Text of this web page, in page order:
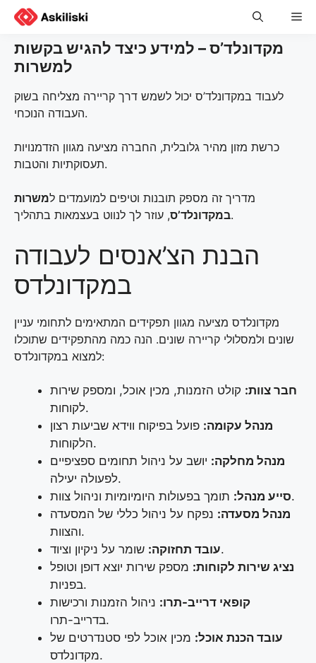
Skip
content
מקדונלד’ס – למידע כיצד להגיש בקשות
למשרות
לעבוד במקדונלד’ס יכול לשמש דרך קריירה מצליחה בשוק
העבודה הנוכחי.
כרשת מזון מהיר גלובלית, החברה מציעה מגוון הזדמנויות
תעסוקתיות והטבות.
מדריך זה מספק תובנות וטיפים למועמדים למשרות
במקדונלד’ס, עוזר לך לנווט בעצמאות בתהליך.
הבנת הצ’אנסים לעבודה
במקדונלדס
מקדונלדס מציעה מגוון תפקידים המתאימים לתחומי עניין
שונים ולמסלולי קריירה שונים. הנה כמה מהתפקידים שתוכלו
למצוא במקדונלדס:
חבר צוות: קולט הזמנות, מכין אוכל, ומספק שירות
לקוחות.
מנהל עקומה: פועל בפיקוח ווידא שביעות רצון
הלקוחות.
מנהל מחלקה: יושב על ניהול תחומים ספציפיים
לפעולה יעילה.
סייע מנהל:תומך בפעולות היומיומיות וניהול צוות.
מנהל מסעדה: נפקח על ניהול כללי של המסעדה
והצוות.
עובד תחזוקה:שומר על ניקיון וציוד.
נציג שירות לקוחות: מספק שירות יוצא דופן וטופל
בפניות.
קופאי דרייב-תרו: ניהול הזמנות ורכישות
בדרייב-תרו.
עובד הכנת אוכל: מכין אוכל לפי סטנדרטים של
מקדונלדס.